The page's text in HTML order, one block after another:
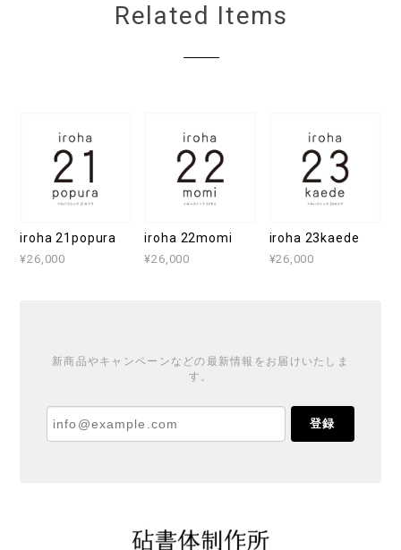
Related Items
iroha 21popura
¥26,000
iroha 22momi
¥26,000
iroha 23kaede
¥26,000
新商品やキャンペーンなどの最新情報をお届けいたしま
す。
登録